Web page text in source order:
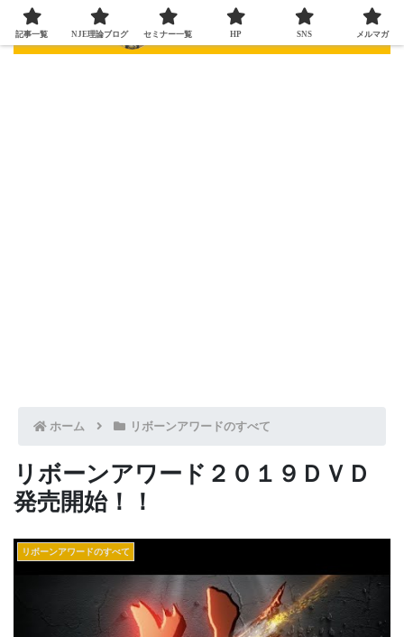
ホーム リボーンアワードのすべて
リボーンアワード２０１９ＤＶＤ
発売開始！！
リボーンアワードのすべて
記事一覧 NJE理論ブログ セミナー一覧 HP SNS メルマガ